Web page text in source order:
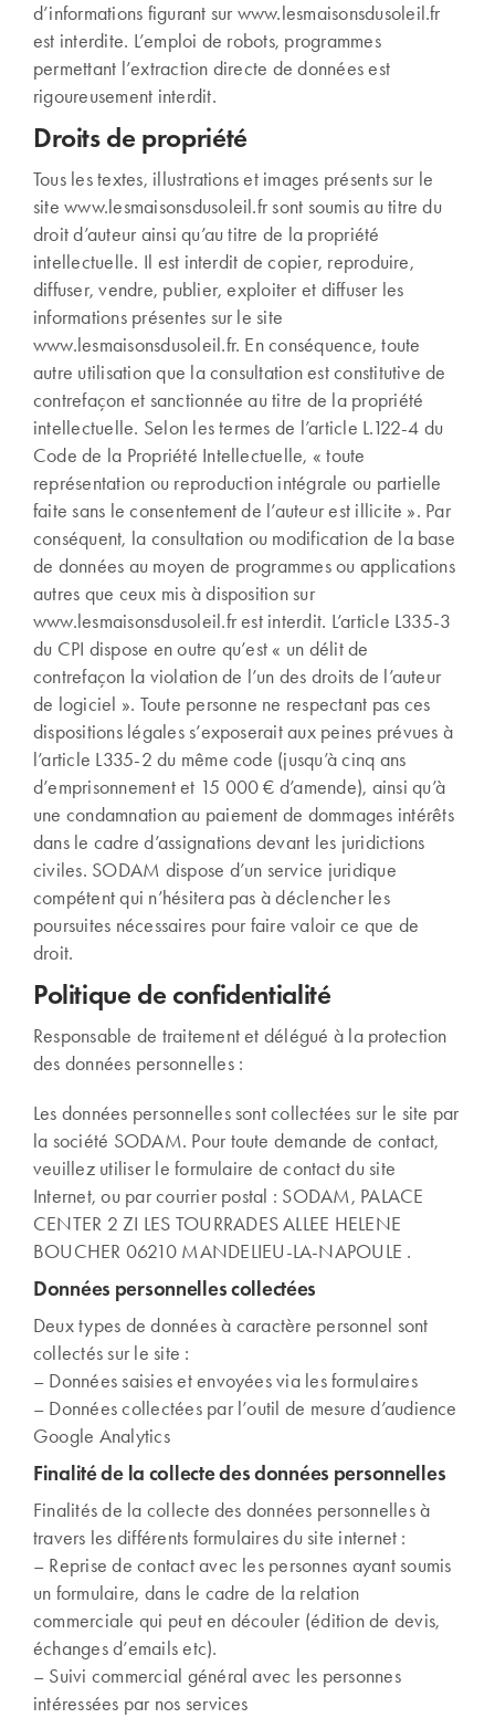
d’informations figurant sur www.lesmaisonsdusoleil.fr
est interdite. L’emploi de robots, programmes
permettant l’extraction directe de données est
rigoureusement interdit.
Droits de propriété
Tous les textes, illustrations et images présents sur le
site www.lesmaisonsdusoleil.fr sont soumis au titre du
droit d’auteur ainsi qu’au titre de la propriété
intellectuelle. Il est interdit de copier, reproduire,
diffuser, vendre, publier, exploiter et diffuser les
informations présentes sur le site
www.lesmaisonsdusoleil.fr. En conséquence, toute
autre utilisation que la consultation est constitutive de
contrefaçon et sanctionnée au titre de la propriété
intellectuelle. Selon les termes de l’article L.122-4 du
Code de la Propriété Intellectuelle, « toute
représentation ou reproduction intégrale ou partielle
faite sans le consentement de l’auteur est illicite ». Par
conséquent, la consultation ou modification de la base
de données au moyen de programmes ou applications
autres que ceux mis à disposition sur
www.lesmaisonsdusoleil.fr est interdit. L’article L335-3
du CPI dispose en outre qu’est « un délit de
contrefaçon la violation de l’un des droits de l’auteur
de logiciel ». Toute personne ne respectant pas ces
dispositions légales s’exposerait aux peines prévues à
l’article L335-2 du même code (jusqu’à cinq ans
d’emprisonnement et 15 000 € d’amende), ainsi qu’à
une condamnation au paiement de dommages intérêts
dans le cadre d’assignations devant les juridictions
civiles. SODAM dispose d’un service juridique
compétent qui n’hésitera pas à déclencher les
poursuites nécessaires pour faire valoir ce que de
droit.
Politique de confidentialité
Responsable de traitement et délégué à la protection
des données personnelles :
Les données personnelles sont collectées sur le site par
la société SODAM. Pour toute demande de contact,
veuillez utiliser le formulaire de contact du site
Internet, ou par courrier postal : SODAM, PALACE
CENTER 2 ZI LES TOURRADES ALLEE HELENE
BOUCHER 06210 MANDELIEU-LA-NAPOULE .
Données personnelles collectées
Deux types de données à caractère personnel sont
collectés sur le site :
– Données saisies et envoyées via les formulaires
– Données collectées par l’outil de mesure d’audience
Google Analytics
Finalité de la collecte des données personnelles
Finalités de la collecte des données personnelles à
travers les différents formulaires du site internet :
– Reprise de contact avec les personnes ayant soumis
un formulaire, dans le cadre de la relation
commerciale qui peut en découler (édition de devis,
échanges d’emails etc).
– Suivi commercial général avec les personnes
intéressées par nos services